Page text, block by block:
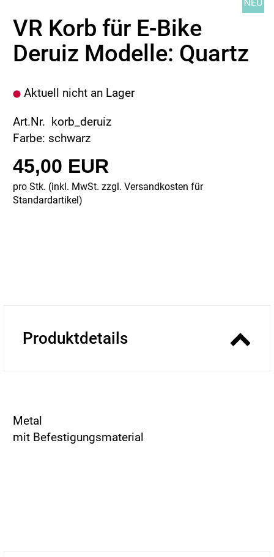
VR Korb für E-Bike
Deruiz Modelle: Quartz
Aktuell nicht an Lager
Art.Nr. korb_deruiz
Farbe: schwarz
45,00 EUR
pro Stk. (inkl. MwSt. zzgl. Versandkosten für
Standardartikel)
Produktdetails
Metal
mit Befestigungsmaterial